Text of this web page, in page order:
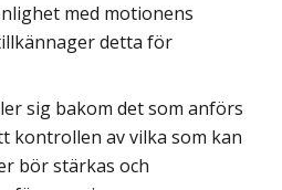
med motionens
detta för
sig bakom det som anförs
kontrollen av vilka som kan
bör stärkas och